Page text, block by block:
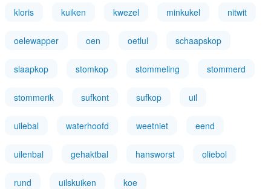
kloris kuiken kwezel minkukel nitwit
oelewapper oen oetlul schaapskop
slaapkop stomkop stommeling stommerd
stommerik sufkont sufkop uil
uilebal waterhoofd weetniet eend
uilenbal gehaktbal hansworst oliebol
rund uilskuiken koe